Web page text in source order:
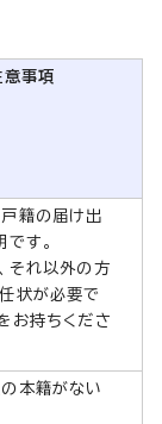
意事項
籍の届け出
す。
それ以外の方
状が必要で
お持ちくださ
本籍がない